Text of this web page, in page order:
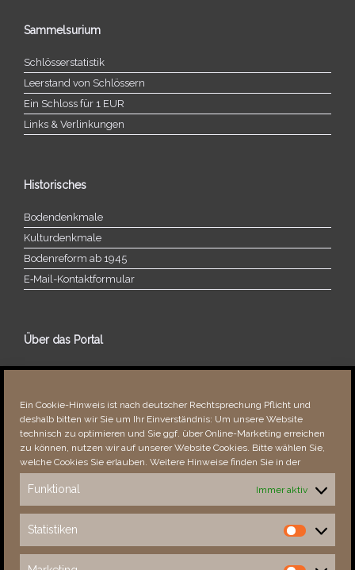
Ein Cookie-Hinweis ist nach deutscher Rechtsprechung Pflicht und
deshalb bitten wir Sie um Ihr Einverständnis: Um unsere Website
technisch zu optimieren und Sie ggf. über Online-Marketing erreichen
zu können, nutzen wir auf unserer Website Cookies. Bitte wählen Sie,
welche Cookies Sie erlauben. Weitere Hinweise finden Sie in der
Funktional Immer aktiv
Statistiken
Statistiken
Sammelsurium
Schlösserstatistik
Leerstand von Schlössern
Ein Schloss für 1 EUR
Links & Verlinkungen
Historisches
Bodendenkmale
Kulturdenkmale
Bodenreform ab 1945
E‑Mail-​​Kontaktformular
Über das Portal
Über dieses Portal
Fehler bemerkt?
Besucher seit 08/​2021